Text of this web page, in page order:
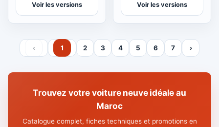
Voir les versions Voir les versions
‹ 1 2 3 4 5 6 7 ›
Trouvez votre voiture neuve idéale au
Maroc
Catalogue complet, fiches techniques et promotions en